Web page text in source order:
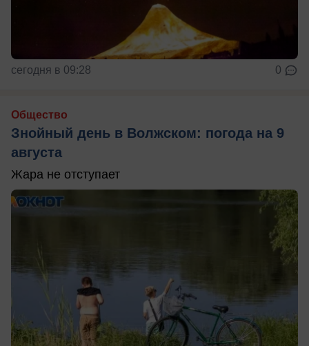
сегодня в 09:28 0
Общество
Знойный день в Волжском: погода на 9
августа
Жара не отступает